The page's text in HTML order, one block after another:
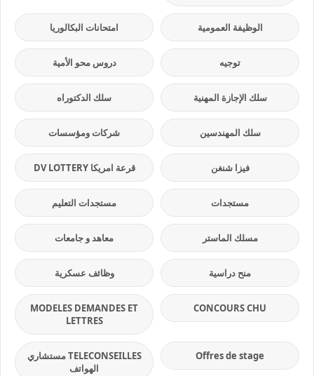
الوظيفة العمومية امتحانات البكالوريا
توجيه دروس محو الأمية
سلك الإجازة المهنية سلك الدكتوراه
سلك المهندسين شركات ومؤسسات
فيزا شنغن قرعة امريكا DV LOTTERY
مستجدات مستجدات التعليم
مسلك الماستر معاهد و جامعات
منح دراسية وظائف عسكرية
CONCOURS CHU
MODELES DEMANDES ET
LETTRES
Offres de stage
TELECONSEILLES مستشاري
الهواتف